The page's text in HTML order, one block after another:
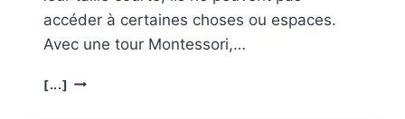
accéder à certaines choses ou espaces.
Avec une tour Montessori,…
[...] POURQUOI